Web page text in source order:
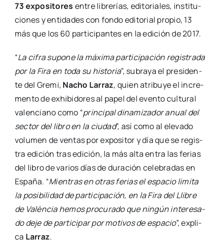
73 expo­si­to­res entre libre­rías, edi­to­ria­les, ins­ti­tu­
cio­nes y enti­da­des con fon­do edi­to­rial pro­pio, 13
más que los 60 par­ti­ci­pan­tes en la edi­ción de 2017.
“La cifra supo­ne la máxi­ma par­ti­ci­pa­ción regis­tra­da
por la Fira en toda su his­to­ria”, sub­ra­ya el pre­si­den­
te del Gre­mi, Nacho Larraz, quien atri­bu­ye el incre­
men­to de exhi­bi­do­res al papel del even­to cul­tu­ral
valen­ciano como “prin­ci­pal dina­mi­za­dor anual del
sec­tor del libro en la ciu­dad”, así como al ele­va­do
volu­men de ven­tas por expo­si­tor y día que se regis­
tra edi­ción tras edi­ción, la más alta entra las ferias
del libro de varios días de dura­ción cele­bra­das en
Espa­ña. “Mien­tras en otras ferias el espa­cio limi­ta
la posi­bi­li­dad de par­ti­ci­pa­ción, en la Fira del Lli­bre
de Valèn­cia hemos pro­cu­ra­do que nin­gún intere­sa­
do deje de par­ti­ci­par por moti­vos de espa­cio”, expli­
ca Larraz.